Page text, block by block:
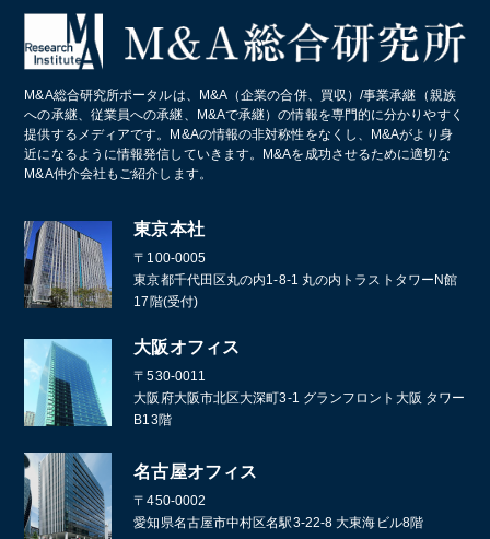
M&A総合研究所ポータルは、M&A（企業の合併、買収）/事業承継（親族
への承継、従業員への承継、M&Aで承継）の情報を専門的に分かりやすく
提供するメディアです。M&Aの情報の非対称性をなくし、M&Aがより身
近になるように情報発信していきます。M&Aを成功させるために適切な
M&A仲介会社もご紹介します。
東京本社
〒100-0005
東京都千代田区丸の内1-8-1 丸の内トラストタワーN館
17階(受付)
大阪オフィス
〒530-0011
大阪府大阪市北区大深町3-1 グランフロント大阪 タワー
B13階
名古屋オフィス
〒450-0002
愛知県名古屋市中村区名駅3-22-8 大東海ビル8階